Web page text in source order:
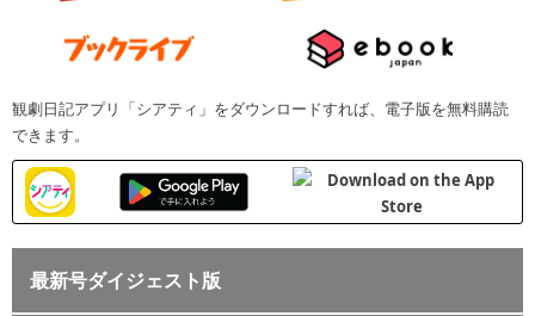
観劇日記アプリ「シアティ」をダウンロードすれば、電子版を無料購読
できます。
最新号ダイジェスト版